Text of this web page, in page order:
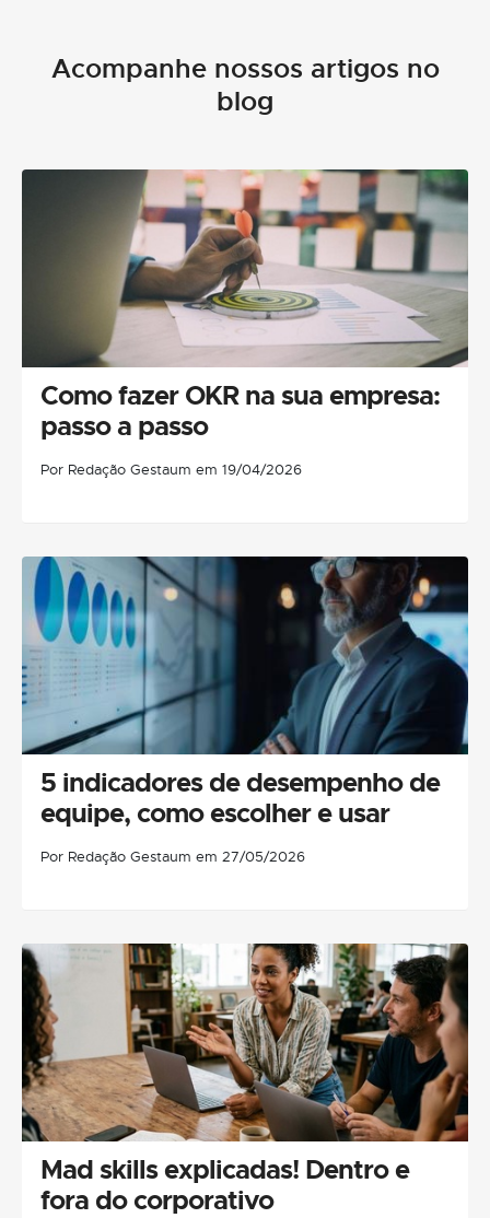
Acompanhe nossos artigos no
blog
Como fazer OKR na sua empresa:
passo a passo
Por Redação Gestaum em 19/04/2026
5 indicadores de desempenho de
equipe, como escolher e usar
Por Redação Gestaum em 27/05/2026
Mad skills explicadas! Dentro e
fora do corporativo